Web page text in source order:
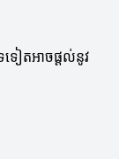
ទៀតអាចផ្តល់នូវ